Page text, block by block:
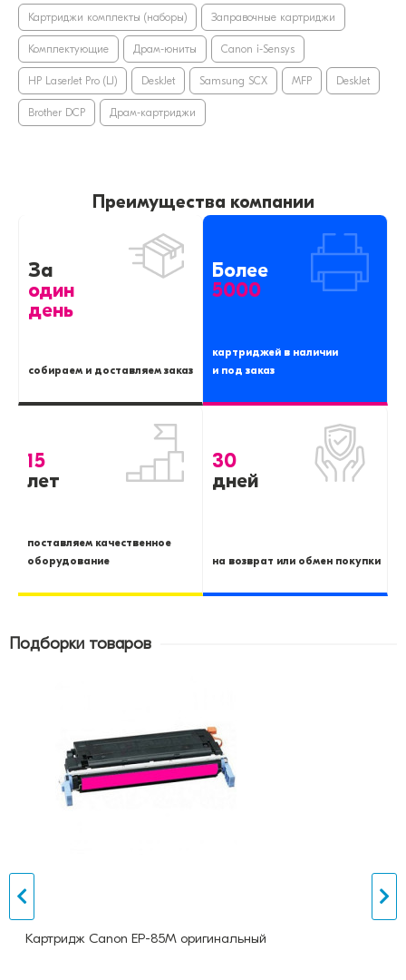
Картриджи комплекты (наборы) Заправочные картриджи
Комплектующие Драм-юниты Canon i-Sensys
HP LaserJet Pro (LJ) DeskJet Samsung SCX MFP DeskJet
Brother DCP Драм-картриджи
Преимущества компании
За
один
день
собираем и доставляем заказ
Более
5000
картриджей в наличии
и под заказ
15
лет
поставляем качественное
оборудование
30
дней
на возврат или обмен покупки
Подборки товаров
Картридж Canon EP-85M оригинальный